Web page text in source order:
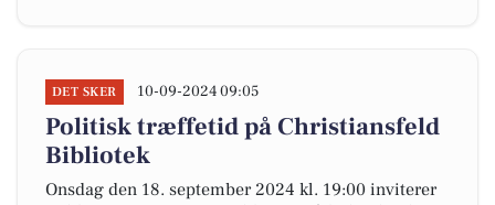
DET SKER 10-09-2024 09:05
Politisk træffetid på Christiansfeld
Bibliotek
Onsdag den 18. september 2024 kl. 19:00 inviterer